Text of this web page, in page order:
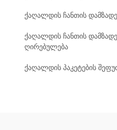
ქაღალდის ჩანთის
ქაღალდის ჩანთის
ღირებულება
ქაღალდის პაკეტების